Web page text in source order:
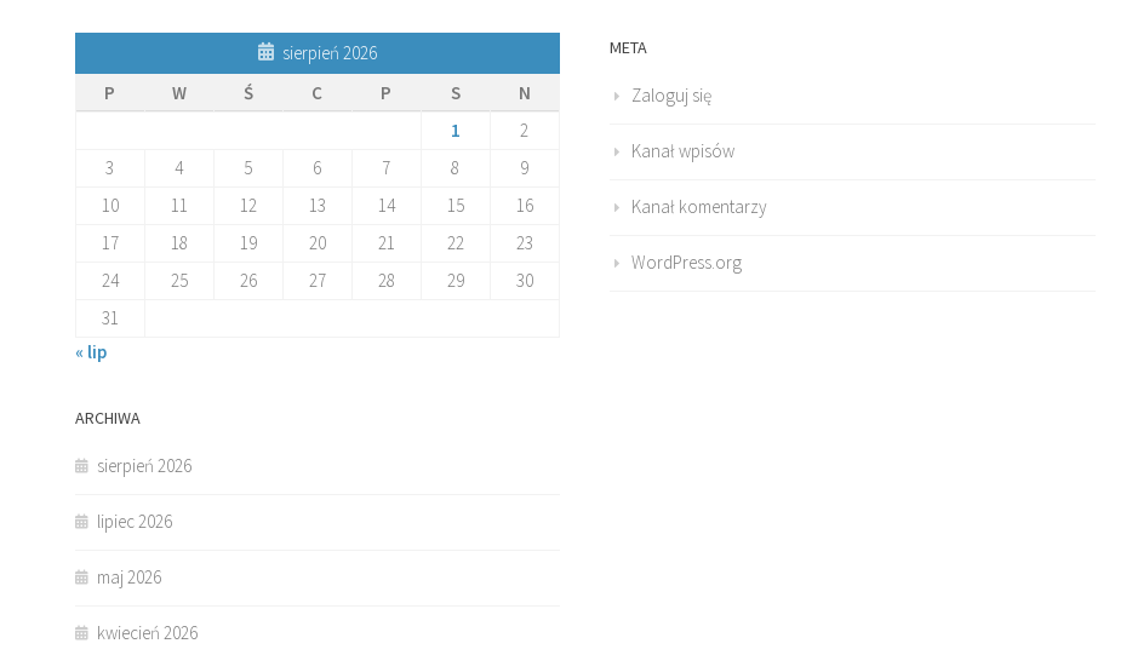
sierpień 2026
P
W Ś C P S
N
1
2
3
4 5 6 7 8
9
10
11 12 13 14 15
16
17
18 19 20 21 22
23
24
25 26 27 28 29
30
31
« lip
ARCHIWA
sierpień 2026
lipiec 2026
maj 2026
kwiecień 2026
META
Zaloguj się
Kanał wpisów
Kanał komentarzy
WordPress.org